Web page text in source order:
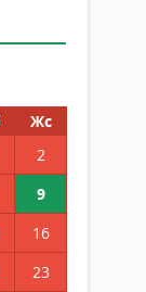
Жс
2
9
16
23